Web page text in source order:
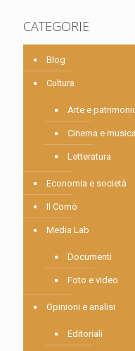
CATEGORIE
Blog
Cultura
Arte e
Cinema e musica
Letteratura
Economia e società
Il Comò
Media Lab
Documenti
Foto e video
Opinioni e analisi
Editoriali